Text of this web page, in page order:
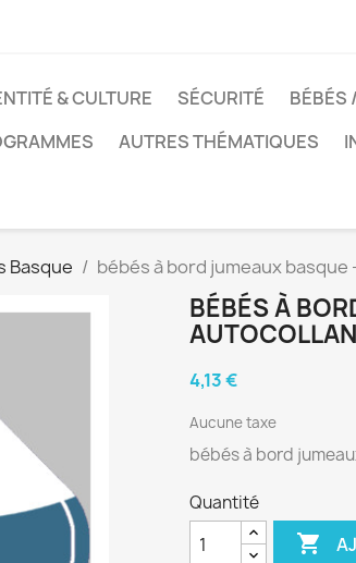
& CULTURE SÉCURITÉ BÉBÉS
AUTRES THÉMATIQUES
Basque bébés à bord jumeaux
BÉBÉS À
4,13 €
Aucune taxe
bébés à bord
Quantité
